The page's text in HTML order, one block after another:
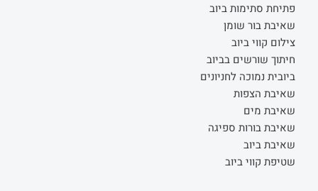
פתיחת סתימות ביוב
שאיבת בור שומן
צילום קווי ביוב
חיתוך שורשים בביוב
ביובית נמוכה לחניונים
שאיבת הצפות
שאיבת מים
שאיבת בורות ספיגה
שאיבת ביוב
שטיפת קווי ביוב